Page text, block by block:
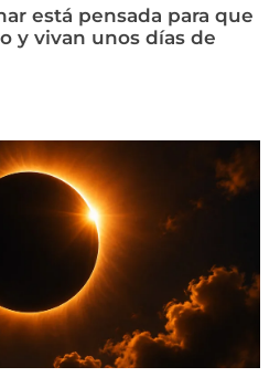
está pensada para que
y vivan unos días de